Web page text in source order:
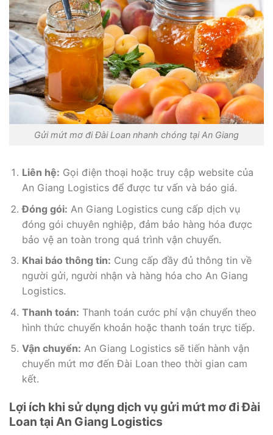
Gửi mứt mơ đi Đài Loan nhanh chóng tại An Giang
Liên hệ: Gọi điện thoại hoặc truy cập website của
An Giang Logistics để được tư vấn và báo giá.
Đóng gói: An Giang Logistics cung cấp dịch vụ
đóng gói chuyên nghiệp, đảm bảo hàng hóa được
bảo vệ an toàn trong quá trình vận chuyển.
Khai báo thông tin: Cung cấp đầy đủ thông tin về
người gửi, người nhận và hàng hóa cho An Giang
Logistics.
Thanh toán: Thanh toán cước phí vận chuyển theo
hình thức chuyển khoản hoặc thanh toán trực tiếp.
Vận chuyển: An Giang Logistics sẽ tiến hành vận
chuyển mứt mơ đến Đài Loan theo thời gian cam
kết.
Lợi ích khi sử dụng dịch vụ gửi mứt mơ đi Đài
Loan tại An Giang Logistics